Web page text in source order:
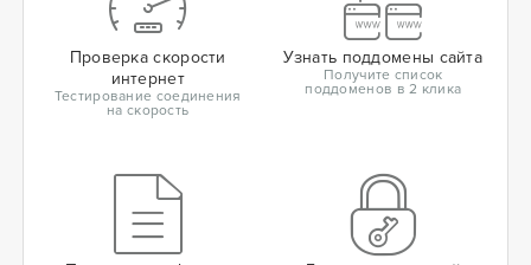
Проверка скорости
интернет
Тестирование соединения
на скорость
Узнать поддомены сайта
Получите список
поддоменов в 2 клика